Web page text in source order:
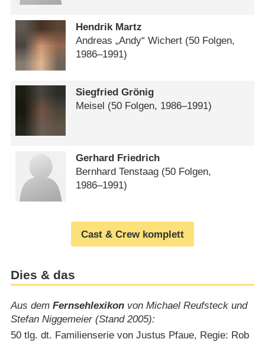
Hendrik Martz
Andreas „Andy“ Wichert (50 Folgen,
1986⁠–⁠1991)
Siegfried Grönig
Meisel (50 Folgen, 1986⁠–⁠1991)
Gerhard Friedrich
Bernhard Tenstaag (50 Folgen,
1986⁠–⁠1991)
Cast & Crew komplett
Dies & das
Aus dem Fernsehlexikonvon Michael Reufsteck und
Stefan Niggemeier (Stand 2005):
50 tlg. dt. Familienserie von Justus Pfaue, Regie: Rob